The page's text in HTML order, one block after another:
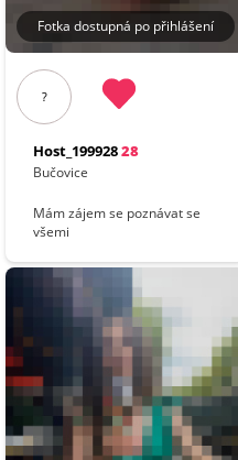
Fotka dostupná po přihlášení
?
Host_19992828
Bučovice
Mám zájem se poznávat se
všemi